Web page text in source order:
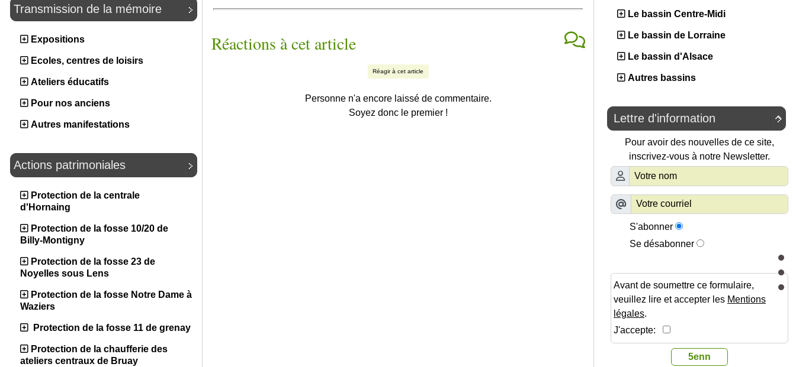
Transmission de la mémoire
Expositions
Ecoles, centres de loisirs
Ateliers éducatifs
Pour nos anciens
Autres manifestations
Actions patrimoniales
Protection de la centrale
d'Hornaing
Protection de la fosse 10/20 de
Billy-Montigny
Protection de la fosse 23 de
Noyelles sous Lens
Protection de la fosse Notre Dame à
Waziers
Protection de la fosse 11 de grenay
Protection de la chaufferie des
ateliers centraux de Bruay
Réactions à cet article
Réagir à cet article
Personne n'a encore laissé de commentaire.
Soyez donc le premier !
Le bassin Centre-Midi
Le bassin de Lorraine
Le bassin d'Alsace
Autres bassins

Lettre d'information
Pour avoir des nouvelles de ce site,
inscrivez-vous à notre Newsletter.
S'abonner
Se désabonner
Avant de soumettre ce formulaire,
veuillez lire et accepter les Mentions
légales.
J'accepte:
5enn